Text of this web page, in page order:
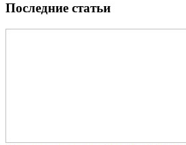
Последние статьи